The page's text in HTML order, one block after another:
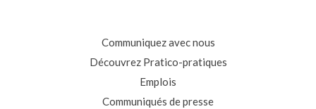
Communiquez avec nous
Découvrez Pratico-pratiques
Emplois
Communiqués de presse